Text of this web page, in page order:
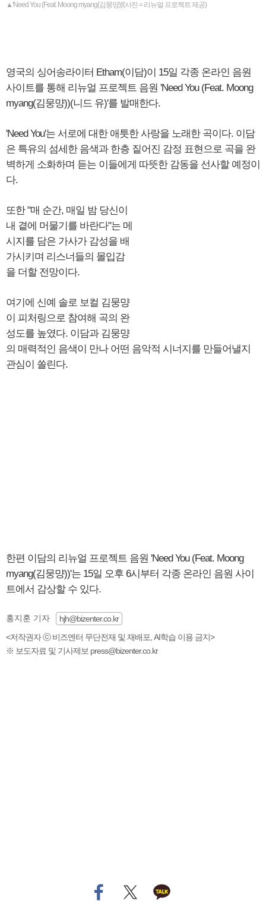
▲'Need You (Feat. Moong myang(김뭉먕))'(사진 = 리뉴얼 프로젝트 제공)
영국의 싱어송라이터 Etham(이담)이 15일 각종 온라인 음원
사이트를 통해 리뉴얼 프로젝트 음원 'Need You (Feat. Moong
myang(김뭉먕))(니드 유)'를 발매한다.
'Need You'는 서로에 대한 애틋한 사랑을 노래한 곡이다. 이담
은 특유의 섬세한 음색과 한층 짙어진 감정 표현으로 곡을 완
벽하게 소화하며 듣는 이들에게 따뜻한 감동을 선사할 예정이
다.
또한 "매 순간, 매일 밤 당신이
내 곁에 머물기를 바란다"는 메
시지를 담은 가사가 감성을 배
가시키며 리스너들의 몰입감
을 더할 전망이다.
여기에 신예 솔로 보컬 김뭉먕
이 피처링으로 참여해 곡의 완
성도를 높였다. 이담과 김뭉먕
의 매력적인 음색이 만나 어떤 음악적 시너지를 만들어낼지
관심이 쏠린다.
한편 이담의 리뉴얼 프로젝트 음원 'Need You (Feat. Moong
myang(김뭉먕))'는 15일 오후 6시부터 각종 온라인 음원 사이
트에서 감상할 수 있다.
홍지훈 기자
hjh@bizenter.co.kr
<저작권자 ⓒ 비즈엔터 무단전재 및 재배포, AI학습 이용 금지>
※ 보도자료 및 기사제보 press@bizenter.co.kr